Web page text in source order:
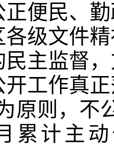
正便民、
各级文件
民主监督
开工作真
原则，不
累计主